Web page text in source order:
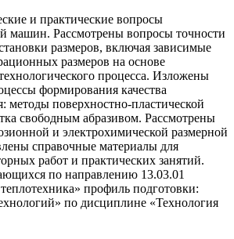
и практические вопросы
машин. Рассмотрены вопросы точности
размеров, включая зависимые
размеров на основе
процесса. Изложены
формирования качества
методы поверхностно-пластической
свободным абразивом. Рассмотрены
и электрохимической размерной
справочные материалы для
работ и практических занятий.
по направлению 13.03.01
профиль подготовки:
по дисциплине «Технология